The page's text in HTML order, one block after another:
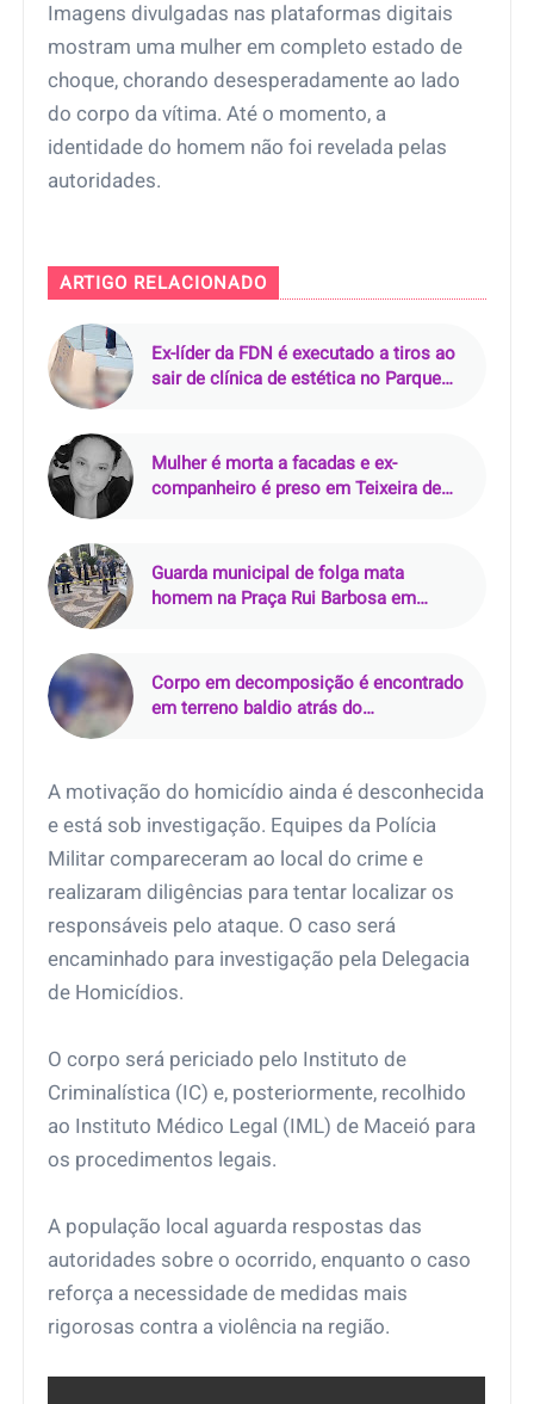
Imagens divulgadas nas plataformas digitais
mostram uma mulher em completo estado de
choque, chorando desesperadamente ao lado
do corpo da vítima. Até o momento, a
identidade do homem não foi revelada pelas
autoridades.
ARTIGO RELACIONADO
Ex-líder da FDN é executado a tiros ao
sair de clínica de estética no Parque
Mulher é morta a facadas e ex-
companheiro é preso em Teixeira de
Guarda municipal de folga mata
homem na Praça Rui Barbosa em
Corpo em decomposição é encontrado
em terreno baldio atrás do
A motivação do homicídio ainda é desconhecida
e está sob investigação. Equipes da Polícia
Militar compareceram ao local do crime e
realizaram diligências para tentar localizar os
responsáveis pelo ataque. O caso será
encaminhado para investigação pela Delegacia
de Homicídios.
O corpo será periciado pelo Instituto de
Criminalística (IC) e, posteriormente, recolhido
ao Instituto Médico Legal (IML) de Maceió para
os procedimentos legais.
A população local aguarda respostas das
autoridades sobre o ocorrido, enquanto o caso
reforça a necessidade de medidas mais
rigorosas contra a violência na região.